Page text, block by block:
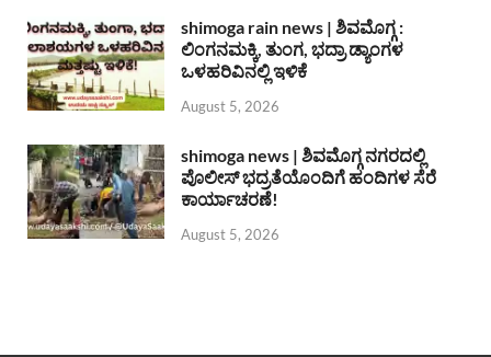
shimoga rain news | ಶಿವಮೊಗ್ಗ :
ಲಿಂಗನಮಕ್ಕಿ, ತುಂಗ, ಭದ್ರಾ ಡ್ಯಾಂಗಳ
ಒಳಹರಿವಿನಲ್ಲಿ ಇಳಿಕೆ
August 5, 2026
shimoga news | ಶಿವಮೊಗ್ಗ ನಗರದಲ್ಲಿ
ಪೊಲೀಸ್ ಭದ್ರತೆಯೊಂದಿಗೆ ಹಂದಿಗಳ ಸೆರೆ
ಕಾರ್ಯಾಚರಣೆ!
August 5, 2026